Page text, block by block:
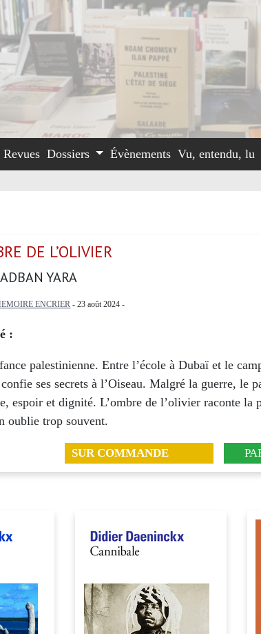
Revues Dossiers Évènements Vu, entendu, lu
DE L’OLIVIER
YARA
ENCRIER - 23 août 2024 -
:
palestinienne. Entre l’école à Dubaï et le
ses secrets à l’Oiseau. Malgré la guerre, le
espoir et dignité. L’ombre de l’olivier raconte la
oublie trop souvent.
SUR COMMANDE